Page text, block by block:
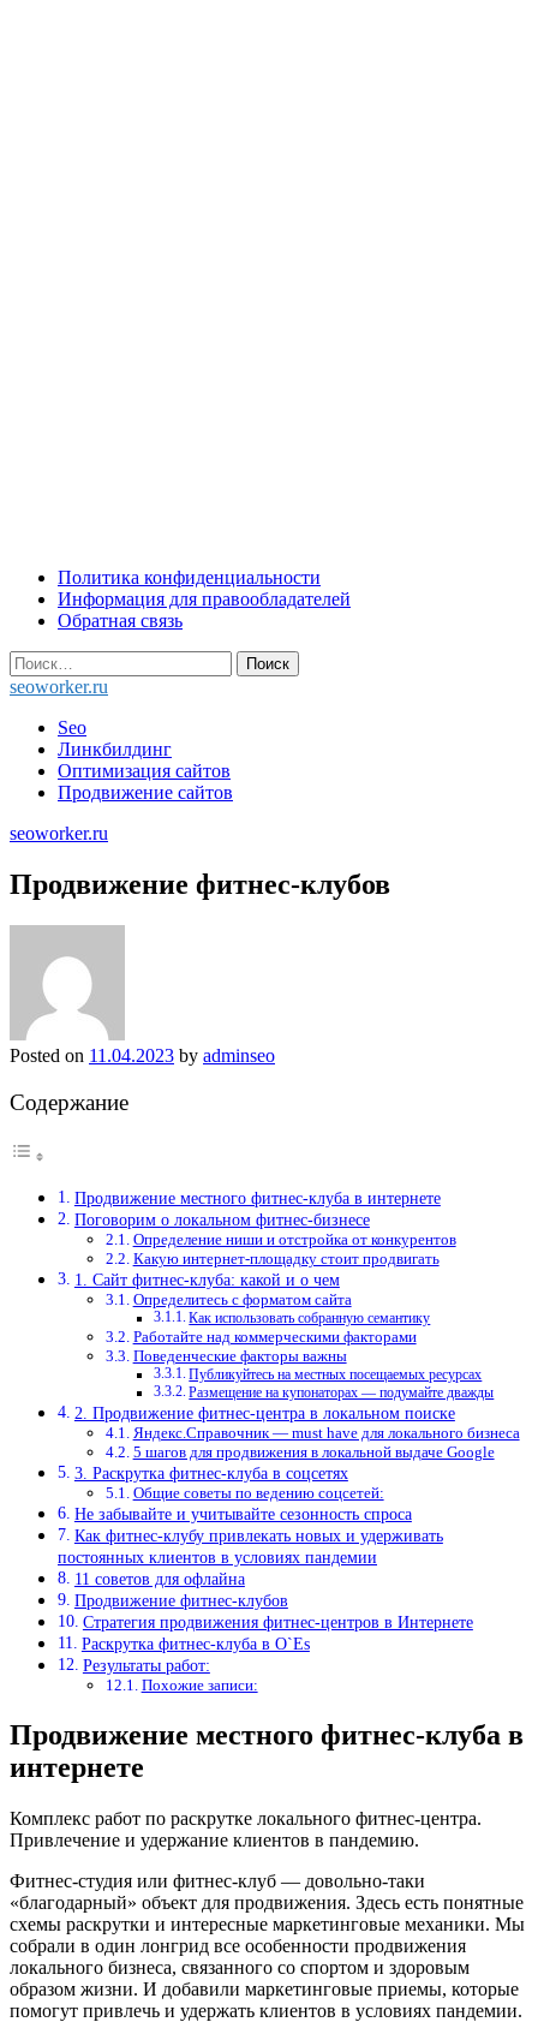
Skip
content
Политика конфиденциальности
Информация для правообладателей
Обратная связь
Найти:
seoworker.ru
Seo
Линкбилдинг
Оптимизация сайтов
Продвижение сайтов
seoworker.ru
Продвижение фитнес-клубов
Posted on 11.04.2023 by adminseo
Содержание
Продвижение местного фитнес-клуба в интернете
Поговорим о локальном фитнес-бизнесе
Определение ниши и отстройка от конкурентов
Какую интернет-площадку стоит продвигать
1. Сайт фитнес-клуба: какой и о чем
Определитесь с форматом сайта
Как использовать собранную семантику
Работайте над коммерческими факторами
Поведенческие факторы важны
Публикуйтесь на местных посещаемых ресурсах
Размещение на купонаторах — подумайте дважды
2. Продвижение фитнес-центра в локальном поиске
Яндекс.Справочник — must have для локального бизнеса
5 шагов для продвижения в локальной выдаче Google
3. Раскрутка фитнес-клуба в соцсетях
Общие советы по ведению соцсетей:
Не забывайте и учитывайте сезонность спроса
Как фитнес-клубу привлекать новых и удерживать
постоянных клиентов в условиях пандемии
11 советов для офлайна
Продвижение фитнес-клубов
Стратегия продвижения фитнес-центров в Интернете
Раскрутка фитнес-клуба в O`Es
Результаты работ:
Похожие записи:
Продвижение местного фитнес-клуба в
интернете
Комплекс работ по раскрутке локального фитнес-центра.
Привлечение и удержание клиентов в пандемию.
Фитнес-студия или фитнес-клуб — довольно-таки
«благодарный» объект для продвижения. Здесь есть понятные
схемы раскрутки и интересные маркетинговые механики. Мы
собрали в один лонгрид все особенности продвижения
локального бизнеса, связанного со спортом и здоровым
образом жизни. И добавили маркетинговые приемы, которые
помогут привлечь и удержать клиентов в условиях пандемии.